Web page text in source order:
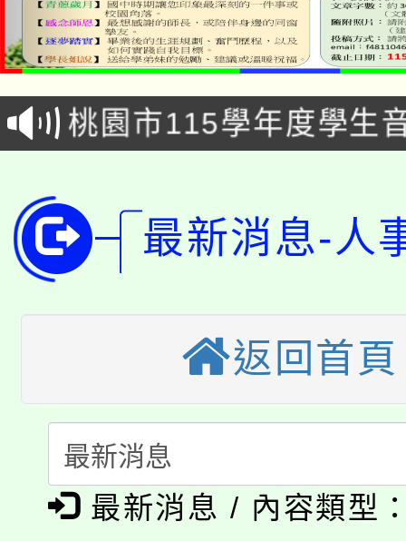
公告本校115學年度第
代理(課)教師甄選結果(
「2026金融保險知識
車」活動
桃園市115學年度學生
生本土語及新住民語歌
公告本校115學年度第
代理(課)教師甄選結果(
公告本校115學年度第
代理(課)教師甄選結果(
轉知中國文化大學推廣
程，歡迎學生輔導中心
心理、諮商輔導、社會
系所師生報名參加。
縣市「校園短影音徵
踴躍報名參加。
桃園市115學年度學生
「桃園市補助參觀特色
展演活動實施計畫」
115年度「教育部表揚
義教育推展貢獻獎」
公告本校115學年度第
代理(課)教師甄選結果(
「2026金融保險知識
最新消息-人
返回首頁
最新消息 / 內容類型